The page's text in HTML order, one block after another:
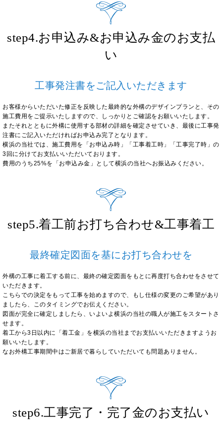
step4.お申込み&お申込み金のお支払
い
工事発注書をご記入いただきます
お客様からいただいた修正を反映した最終的な外構のデザインプランと、その
施工費用をご提示いたしますので、しっかりとご確認をお願いいたします。
またそれとともに外構に使用する部材の詳細を確定させていき、最後に工事発
注書にご記入いただければお申込み完了となります。
横浜の当社では、施工費用を「お申込み時」「工事着工時」「工事完了時」の
3回に分けてお支払いいただいております。
費用のうち25%を「お申込み金」として横浜の当社へお振込みください。
step5.着工前お打ち合わせ&工事着工
最終確定図面を基にお打ち合わせを
外構の工事に着工する前に、最終の確定図面をもとに再度打ち合わせをさせて
いただきます。
こちらでの決定をもって工事を始めますので、もし仕様の変更のご希望があり
ましたら、このタイミングでお伝えください。
図面が完全に確定しましたら、いよいよ横浜の当社の職人が施工をスタートさ
せます。
着工から3日以内に「着工金」を横浜の当社までお支払いいただきますようお
願いいたします。
なお外構工事期間中はご新居で暮らしていただいても問題ありません。
step6.工事完了・完了金のお支払い